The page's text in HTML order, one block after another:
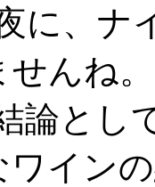
に、ナ
んね。
論とし
ワイン